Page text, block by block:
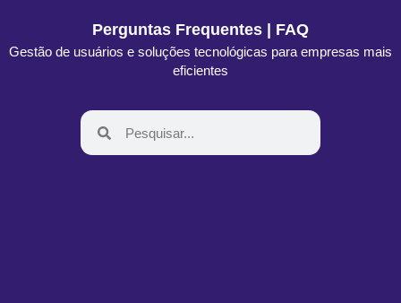
Perguntas Frequentes | FAQ
Gestão de usuários e soluções tecnológicas para empresas mais
eficientes